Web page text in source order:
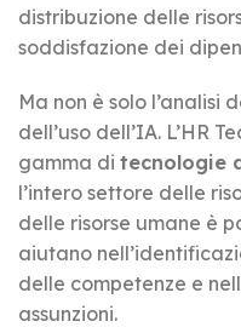
distribuzione delle
soddisfazione dei
Ma non è solo l’analisi
dell’uso dell’IA. L’HR
gamma di tecnologie
l’intero settore delle
delle risorse umane è
aiutano
delle competenze e
assunzioni.